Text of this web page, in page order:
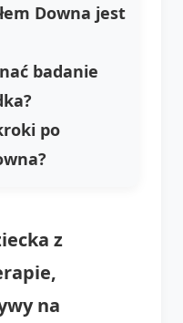
Downa jest
badanie
po
z
na